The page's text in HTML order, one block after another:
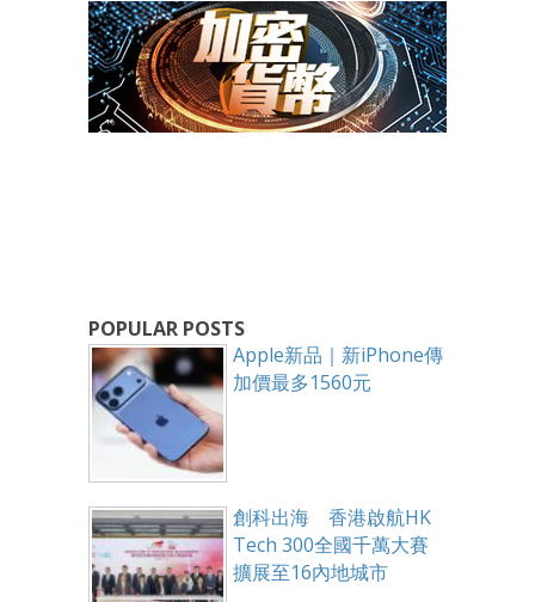
POPULAR POSTS
Apple新品｜新iPhone傳
加價最多1560元
創科出海 香港啟航HK
Tech 300全國千萬大賽
擴展至16內地城市